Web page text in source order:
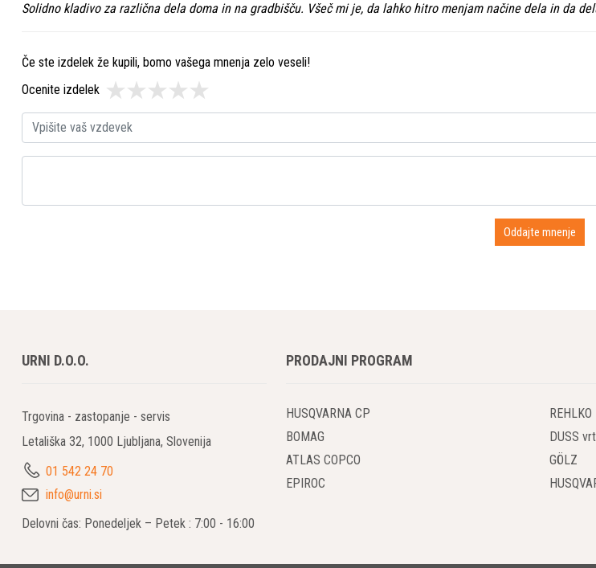
Solidno kladivo za različna dela doma in na gradbišču. Všeč mi je, da lahko hitro menjam načine dela in da
Če ste izdelek že kupili, bomo vašega mnenja zelo veseli!
Ocenite izdelek
URNI D.O.O.
Trgovina - zastopanje - servis
Letališka 32, 1000 Ljubljana, Slovenija
01 542 24 70
info@urni.si
Delovni čas: Ponedeljek – Petek : 7:00 - 16:00
PRODAJNI PROGRAM
HUSQVARNA CP
BOMAG
ATLAS COPCO
EPIROC
REHLKO
DUSS
GÖLZ